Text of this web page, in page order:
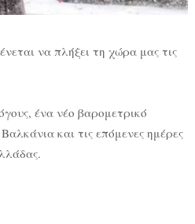
να πλήξει τη χώρα μας τις
ένα νέο βαρομετρικό
και τις επόμενες ημέρες